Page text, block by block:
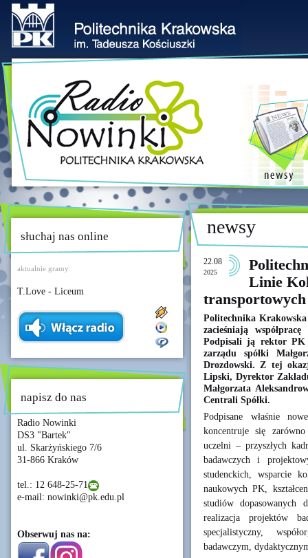
słuchaj nas online
aktualnie gramy:
T.Love - Liceum
napisz do nas
Radio Nowinki
DS3 "Bartek"
ul. Skarżyńskiego 7/6
31-866 Kraków
tel.: 12 648-25-71
e-mail: nowinki@pk.edu.pl
Obserwuj nas na:
newsy
22.08
2025
Linie
Politechnika
zacieśniają
Podpisali ją rektor PK
zarządu spółki
Drozdowski. Z tej
Lipski, Dyrektor
Małgorzata
Centrali Spółki.
Podpisane właśnie
koncentruje się zarówno
uczelni – przyszłych
badawczych i
studenckich, wsparcie
naukowych PK,
studiów
realizacja projektów
specjalistyczny,
badawczym,